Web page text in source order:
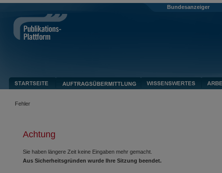
Bundesanzeiger
Fehler
Achtung
Sie haben längere Zeit keine Eingaben mehr gemacht.
Aus Sicherheitsgründen wurde Ihre Sitzung beendet.